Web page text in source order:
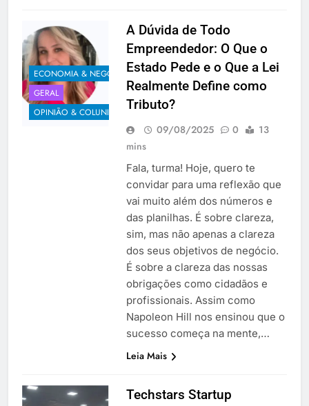
ECONOMIA & NEGÓCIOS
GERAL
OPINIÃO & COLUNISTAS
A Dúvida de Todo
Empreendedor: O Que o
Estado Pede e o Que a Lei
Realmente Define como
Tributo?
09/08/2025 0
13
mins
Fala, turma! Hoje, quero te
convidar para uma reflexão que
vai muito além dos números e
das planilhas. É sobre clareza,
sim, mas não apenas a clareza
dos seus objetivos de negócio.
É sobre a clareza das nossas
obrigações como cidadãos e
profissionais. Assim como
Napoleon Hill nos ensinou que o
sucesso começa na mente,…
Leia Mais
Techstars Startup